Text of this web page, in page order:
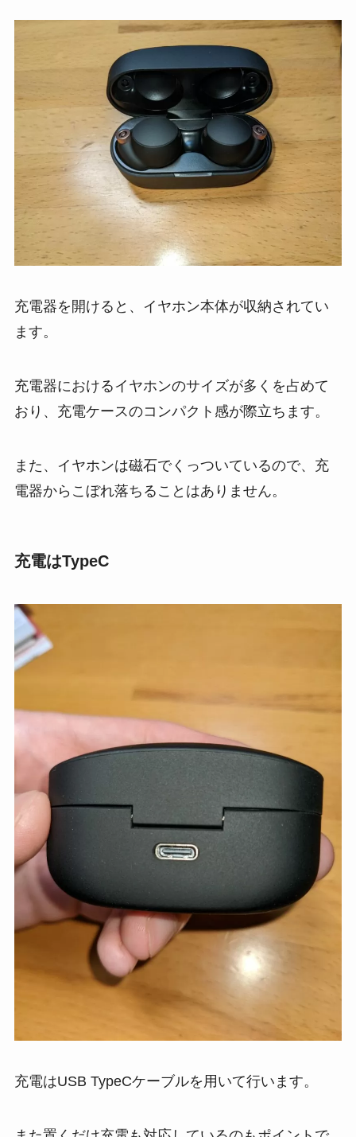
充電器を開けると、イヤホン本体が収納されてい
ます。
充電器におけるイヤホンのサイズが多くを占めて
おり、充電ケースのコンパクト感が際立ちます。
また、イヤホンは磁石でくっついているので、充
電器からこぼれ落ちることはありません。
充電はTypeC
充電はUSB TypeCケーブルを用いて行います。